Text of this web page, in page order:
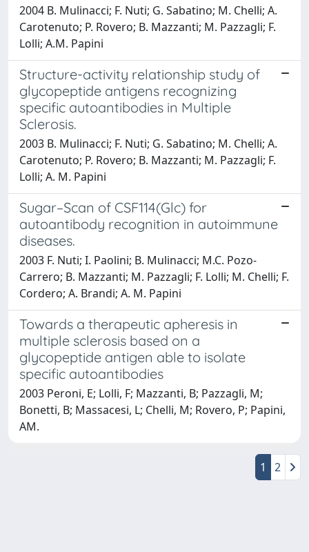
2004 B. Mulinacci; F. Nuti; G. Sabatino; M. Chelli; A.
Carotenuto; P. Rovero; B. Mazzanti; M. Pazzagli; F.
Lolli; A.M. Papini
Structure-activity relationship study of
glycopeptide antigens recognizing
specific autoantibodies in Multiple
Sclerosis.
2003 B. Mulinacci; F. Nuti; G. Sabatino; M. Chelli; A.
Carotenuto; P. Rovero; B. Mazzanti; M. Pazzagli; F.
Lolli; A. M. Papini
Sugar–Scan of CSF114(Glc) for
autoantibody recognition in autoimmune
diseases.
2003 F. Nuti; I. Paolini; B. Mulinacci; M.C. Pozo-
Carrero; B. Mazzanti; M. Pazzagli; F. Lolli; M. Chelli; F.
Cordero; A. Brandi; A. M. Papini
Towards a therapeutic apheresis in
multiple sclerosis based on a
glycopeptide antigen able to isolate
specific autoantibodies
2003 Peroni, E; Lolli, F; Mazzanti, B; Pazzagli, M;
Bonetti, B; Massacesi, L; Chelli, M; Rovero, P; Papini,
AM.
1 2